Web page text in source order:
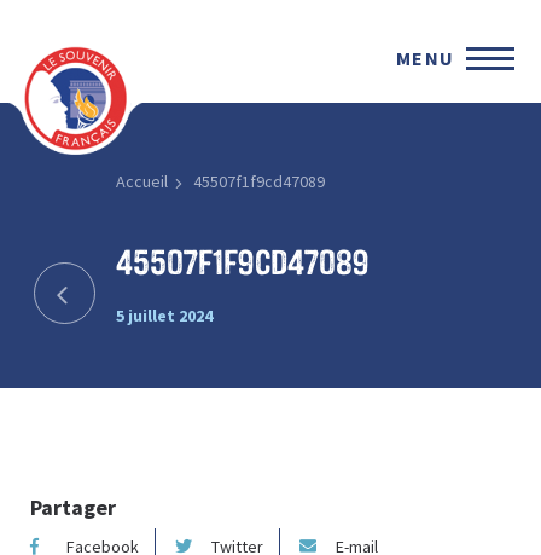
MENU
Accueil 45507f1f9cd47089
45507f1f9cd47089
5 juillet 2024
Partager
Facebook Twitter E-mail